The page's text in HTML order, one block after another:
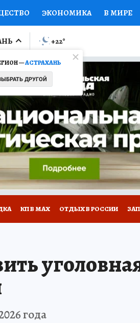
ЭКОНОМИКА В МИРЕ
ПРОИСШЕСТВИЯ
МИР Я ЗНАЮ СЕМЬЯ
СЕРИАЛЫ СПЕЦПРОЕКТЫ
КОНКУРСЫ РАБОТА У
—АСТРАХАНЬ
ДРУГОЙ
+22°
КП В МАХ ОТДЫХ В РОССИИ
года